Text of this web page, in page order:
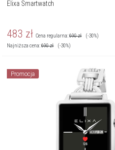
Elixa Smartwatch
483 zł Cena regularna:690zł
(-30%)
Najniższa cena:690zł (-30%)
Promocja